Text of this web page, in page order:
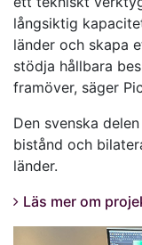
långsiktig
länder och skapa
stödja hållbara
framöver, säger
Den svenska
bistånd och
länder.
Läs mer om